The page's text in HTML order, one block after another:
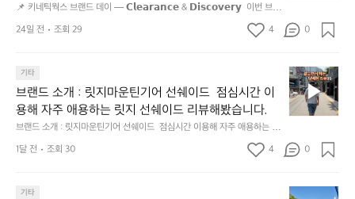
닭
오
징
어
나
3.
개 브랜드를 한 자리에서 만나는 클리어런스 기획전입
니다. - 카페 드 사이클리스트 - 릿지 마운틴 기어 - 써
클 스포츠웨어 - 블랙쉽 - 시티 컨트리 시티  옷장 속
워줄 발견을 지금 시작해 보세요. 👉 최대 ~𝟱𝟬% 𝗦𝗔
𝗟𝗘  지금 바로 홈 화면에서 ‘키네틱웍스 브랜드데이’를
눌러보세요!
📌 키네틱웍스 브랜드 데이 — 𝗖𝗹𝗲𝗮𝗿𝗮𝗻𝗰𝗲 & 𝗗𝗶𝘀𝗰𝗼𝘃𝗲𝗿𝘆  이번 브랜
드 데이는 키네틱웍스가 엄선한 5개 브랜드를 한 자리에서 만나는 클리어런
스 기획전입니다. - 카페 드 사이클리스트 - 릿지 마운틴 기어 - 써클 스포츠
𝗟𝗘  지금 바로 홈 화면에서 ‘키네틱웍스 브랜드데이’를 눌러보세요!
스
드
데
이
—
𝗹
𝗮
24일 전 조회 29 4 0
기타
브랜드 소개 : 릿지마운틴기어 선쉐이드  점심시간 이
용해 자주 애용하는 릿지 선쉐이드 리뷰해봤습니다.
브랜드 소개 : 릿지마운틴기어 선쉐이드  점심시간 이용해 자주 애용하는 릿
브
랜
드
소
:
마
1달 전 조회 30 4 0
기타
지